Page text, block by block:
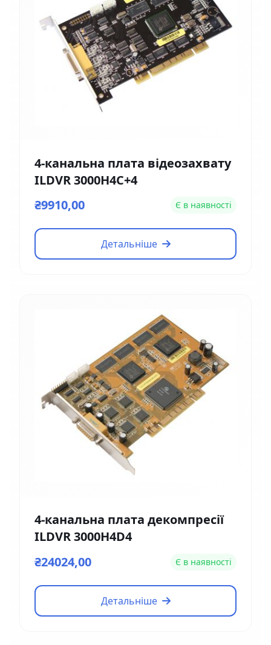
4-канальна плата відеозахвату
ILDVR 3000H4C+4
₴9910,00
Є в наявності
Детальніше
4-канальна плата декомпресії
ILDVR 3000H4D4
₴24024,00
Є в наявності
Детальніше